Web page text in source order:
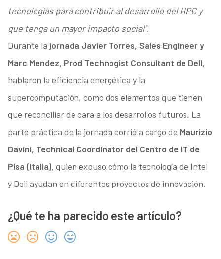
tecnologías para contribuir al desarrollo del HPC y
que tenga un mayor impacto social”.
Durante la jornada Javier Torres, Sales Engineer y
Marc Mendez, Prod Technogist Consultant de Dell,
hablaron la eficiencia energética y la
supercomputación, como dos elementos que tienen
que reconciliar de cara a los desarrollos futuros. La
parte práctica de la jornada corrió a cargo de Maurizio
Davini, Technical Coordinator del Centro de IT de
Pisa (Italia), quien expuso cómo la tecnología de Intel
y Dell ayudan en diferentes proyectos de innovación.
¿Qué te ha parecido este artículo?